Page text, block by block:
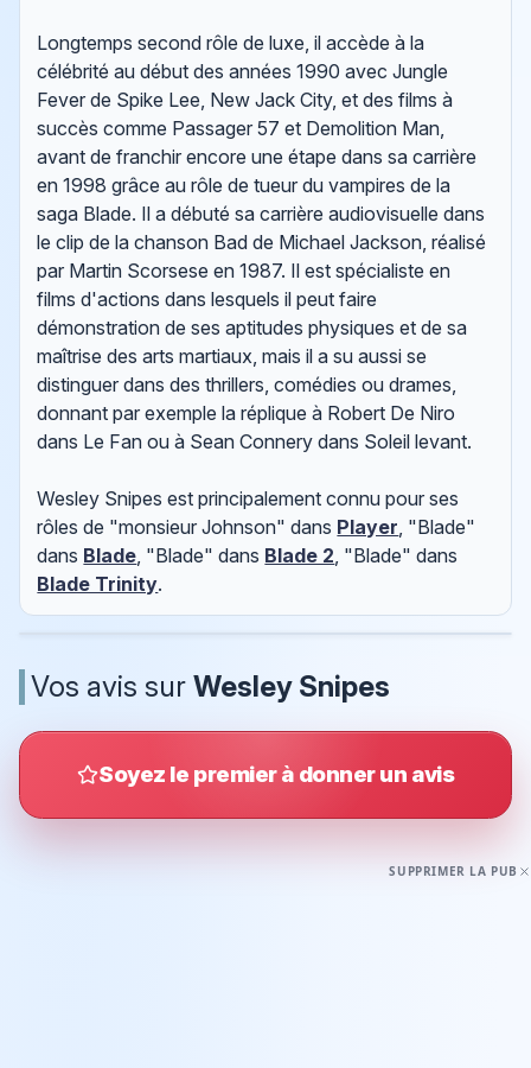
Longtemps second rôle de luxe, il accède à la
célébrité au début des années 1990 avec Jungle
Fever de Spike Lee, New Jack City, et des films à
succès comme Passager 57 et Demolition Man,
avant de franchir encore une étape dans sa carrière
en 1998 grâce au rôle de tueur du vampires de la
saga Blade. Il a débuté sa carrière audiovisuelle dans
le clip de la chanson Bad de Michael Jackson, réalisé
par Martin Scorsese en 1987. Il est spécialiste en
films d'actions dans lesquels il peut faire
démonstration de ses aptitudes physiques et de sa
maîtrise des arts martiaux, mais il a su aussi se
distinguer dans des thrillers, comédies ou drames,
donnant par exemple la réplique à Robert De Niro
dans Le Fan ou à Sean Connery dans Soleil levant.
Wesley Snipes est principalement connu pour ses
rôles de "monsieur Johnson" dans Player, "Blade"
dans Blade, "Blade" dans Blade 2, "Blade" dans
Blade Trinity.
Vos avis sur Wesley Snipes
Soyez le premier à donner un avis
SUPPRIMER LA PUB